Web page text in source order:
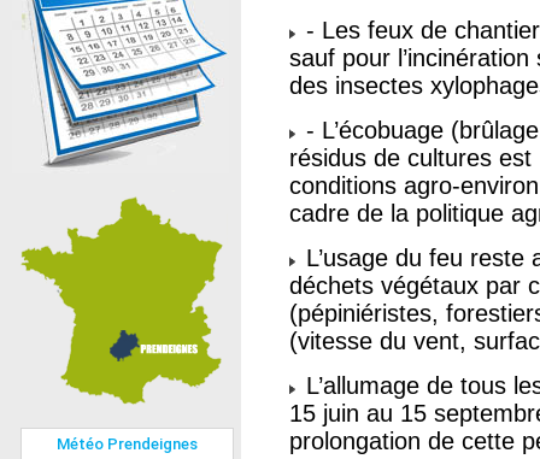
- Les feux de
sauf pour
des insectes
- L’écobuage
résidus de cultures
conditions agro-
cadre de la politique
L’usage du feu
déchets végétaux par
(pépiniéristes,
(vitesse du vent,
L’allumage de tous
15 juin au 15
prolongation de cette